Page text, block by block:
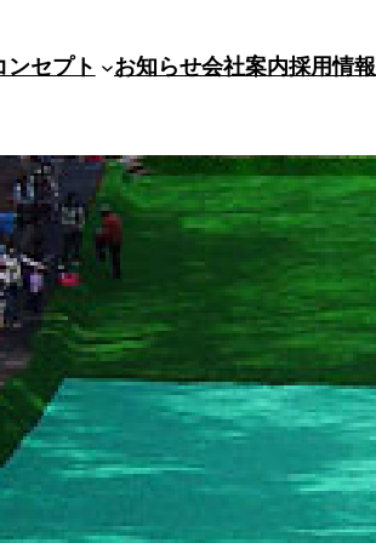
ンセプト お知らせ会社案内採用情報